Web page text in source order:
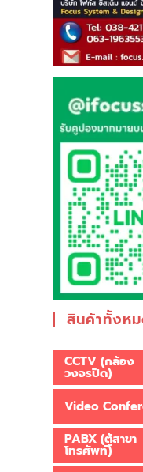
สินค้าทั้งห
CCTV (กล้อง
วงจรปิด)
Video
PABX (ตู้สาขา
โทรศัพท์)